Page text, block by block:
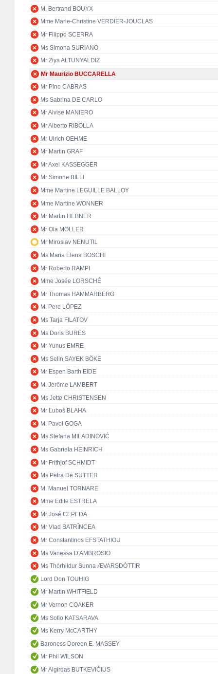
M. Bertrand BOUYX
Mme Marie-Christine VERDIER-JOUCLAS
Mr Filippo SCERRA
Ms Simona SURIANO
Mr Ziya ALTUNYALDIZ
Mr Maurizio BUCCARELLA
Mr Pino CABRAS
Ms Sabrina DE CARLO
Mr Alvise MANIERO
Mr Alberto RIBOLLA
Mr Ulrich OEHME
Mr Martin GRAF
Mr Axel KASSEGGER
Mr Simone BILLI
Mme Martine LEGUILLE BALLOY
Mme Martine WONNER
Mr Martin HEBNER
Mr Ola MÖLLER
Mr Miroslav NENUTIL
Ms Maria Elena BOSCHI
Mr Roberto RAMPI
Mme Josée LORSCHÉ
Mr Thomas HAMMARBERG
M. Pere LÓPEZ
Ms Tarja FILATOV
Ms Doris BURES
Mr Yunus EMRE
Ms Selin SAYEK BÖKE
Mr Espen Barth EIDE
M. Jérôme LAMBERT
Ms Jette CHRISTENSEN
Mr Ľuboš BLAHA
M. Pavol GOGA
Ms Stefana MILADINOVIĆ
Ms Gabriela HEINRICH
Mr Frithjof SCHMIDT
Ms Petra De SUTTER
M. Manuel TORNARE
Mme Edite ESTRELA
Mr José CEPEDA
Mr Vlad BATRÎNCEA
Mr Constantinos EFSTATHIOU
Ms Vanessa D'AMBROSIO
Ms Thórhildur Sunna ÆVARSDÓTTIR
Lord Don TOUHIG
Mr Martin WHITFIELD
Mr Vernon COAKER
Ms Sofio KATSARAVA
Ms Kerry McCARTHY
Baroness Doreen E. MASSEY
Mr Phil WILSON
Mr Algirdas BUTKEVIČIUS